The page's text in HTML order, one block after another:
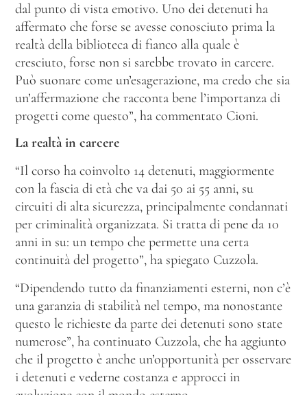
dal punto di vista emotivo. Uno dei detenuti ha
affermato che forse se avesse conosciuto prima la
realtà della biblioteca di fianco alla quale è
cresciuto, forse non si sarebbe trovato in carcere.
Può suonare come un’esagerazione, ma credo che sia
un’affermazione che racconta bene l’importanza di
progetti come questo”, ha commentato Cioni.
La realtà in carcere
“Il corso ha coinvolto 14 detenuti, maggiormente
con la fascia di età che va dai 50 ai 55 anni, su
circuiti di alta sicurezza, principalmente condannati
per criminalità organizzata. Si tratta di pene da 10
anni in su: un tempo che permette una certa
continuità del progetto”, ha spiegato Cuzzola.
“Dipendendo tutto da finanziamenti esterni, non c’è
una garanzia di stabilità nel tempo, ma nonostante
questo le richieste da parte dei detenuti sono state
numerose”, ha continuato Cuzzola, che ha aggiunto
che il progetto è anche un’opportunità per osservare
i detenuti e vederne costanza e approcci in